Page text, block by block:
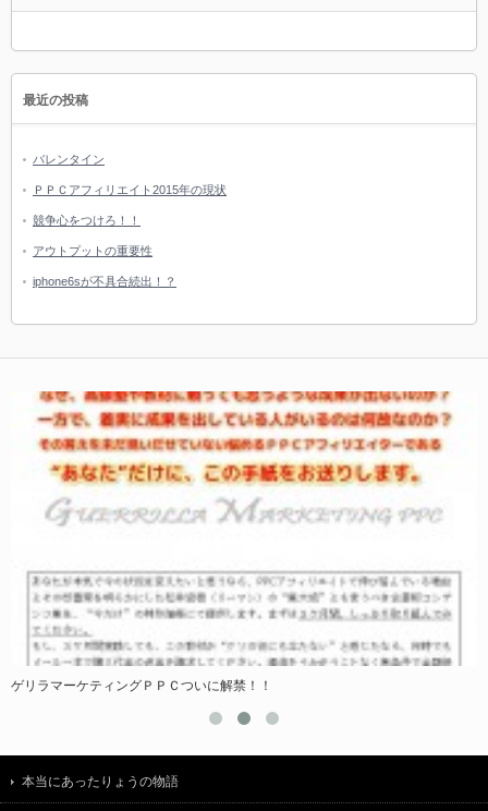
最近の投稿
バレンタイン
ＰＰＣアフィリエイト2015年の現状
競争心をつけろ！！
アウトプットの重要性
iphone6sが不具合続出！？
ゲリラマーケティングＰＰＣついに解禁！！
本当にあったりょうの物語